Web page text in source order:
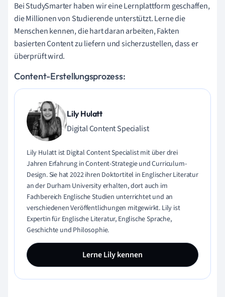
Bei StudySmarter haben wir eine Lernplattform geschaffen,
die Millionen von Studierende unterstützt. Lerne die
Menschen kennen, die hart daran arbeiten, Fakten
basierten Content zu liefern und sicherzustellen, dass er
überprüft wird.
Content-Erstellungsprozess:
Lily Hulatt
Digital Content Specialist
Lily Hulatt ist Digital Content Specialist mit über drei
Jahren Erfahrung in Content-Strategie und Curriculum-
Design. Sie hat 2022 ihren Doktortitel in Englischer Literatur
an der Durham University erhalten, dort auch im
Fachbereich Englische Studien unterrichtet und an
verschiedenen Veröffentlichungen mitgewirkt. Lily ist
Expertin für Englische Literatur, Englische Sprache,
Geschichte und Philosophie.
Lerne Lily kennen